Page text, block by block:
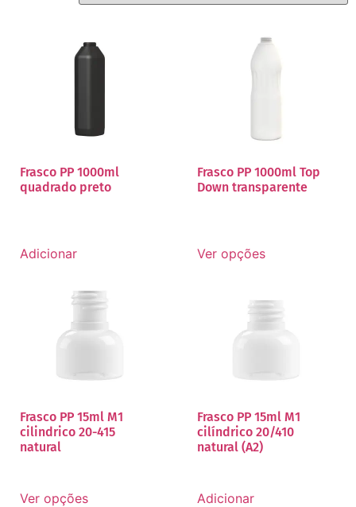
Frasco PP 1000ml
quadrado preto
Adicionar
Frasco PP 1000ml Top
Down transparente
Ver opções
Frasco PP 15ml M1
cilindrico 20-415
natural
Ver opções
Frasco PP 15ml M1
cilíndrico 20/410
natural (A2)
Adicionar